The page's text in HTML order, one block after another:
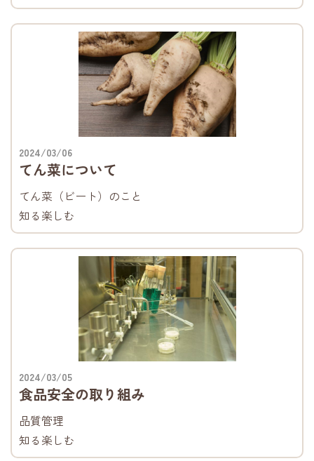
2024/03/06
てん菜について
てん菜（ビート）のこと
知る楽しむ
2024/03/05
食品安全の取り組み
品質管理
知る楽しむ